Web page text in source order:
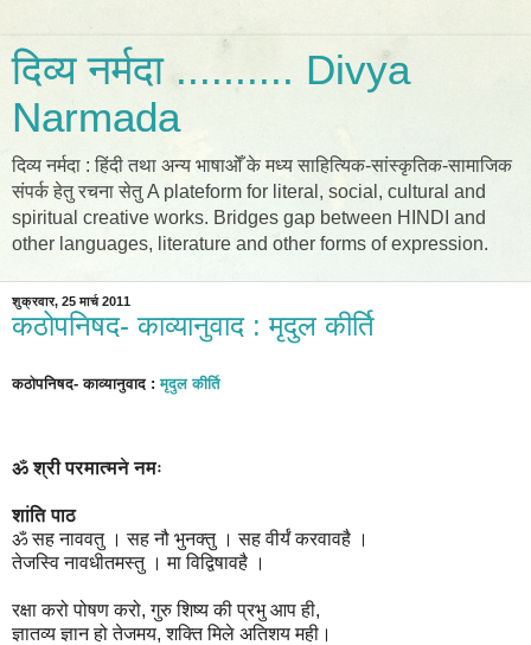
दिव्य नर्मदा .......... Divya
Narmada
दिव्य नर्मदा : हिंदी तथा अन्य भाषाओँ के मध्य साहित्यिक-सांस्कृतिक-सामाजिक
संपर्क हेतु रचना सेतु A plateform for literal, social, cultural and
spiritual creative works. Bridges gap between HINDI and
other languages, literature and other forms of expression.
शुक्रवार, 25 मार्च 2011
कठोपनिषद- काव्यानुवाद : मृदुल कीर्ति
कठोपनिषद- काव्यानुवाद :मृदुल कीर्ति
ॐ श्री परमात्मने नमः
शांति पाठ
ॐ सह नाववतु । सह नौ भुनक्तु । सह वीर्यं करवावहै ।
तेजस्वि नावधीतमस्तु । मा विद्विषावहै ।
रक्षा करो पोषण करो, गुरु शिष्य की प्रभु आप ही,
ज्ञातव्य ज्ञान हो तेजमय, शक्ति मिले अतिशय मही।